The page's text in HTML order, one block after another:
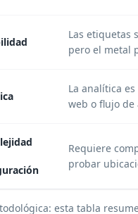
Las etiquetas
pero el metal
La analítica
web o flujo de
Requiere
probar
esta tabla